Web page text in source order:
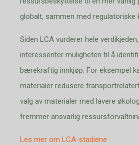
globalt, sammen med regulatoriske
Siden LCA vurderer hele
interessenter muligheten til å
bærekraftig innkjøp. For eksempel
materialer redusere
valg av materialer med lavere
fremmer ansvarlig
Les mer om LCA-stadiene